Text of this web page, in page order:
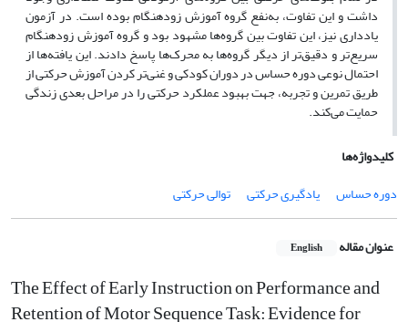
داشت و این تفاوت، به‌نفع گروه آموزش زودهنگام بوده است. در آزمون
یادداری نیز، این تفاوت بین گروه‌ها مشهود بود و گروه آموزش زودهنگام
سریع‌تر و دقیق‌تر از دیگر گروه‌ها به محرک‌ها پاسخ دادند. این یافته‌ها از
احتمال نوعی دوره حساس در دوران کودکی و غنی‌تر کردن آموزش حرکتی از
طریق تمرین و تجربه، جهت بهبود عملکرد حرکتی را در مراحل بعدی زندگی
حمایت می‌کند.
کلیدواژه‌ها
دوره حساس
یادگیری حرکتی توالی حرکتی
عنوان مقاله English
The Effect of Early Instruction on Performance and
Retention of Motor Sequence Task: Evidence for